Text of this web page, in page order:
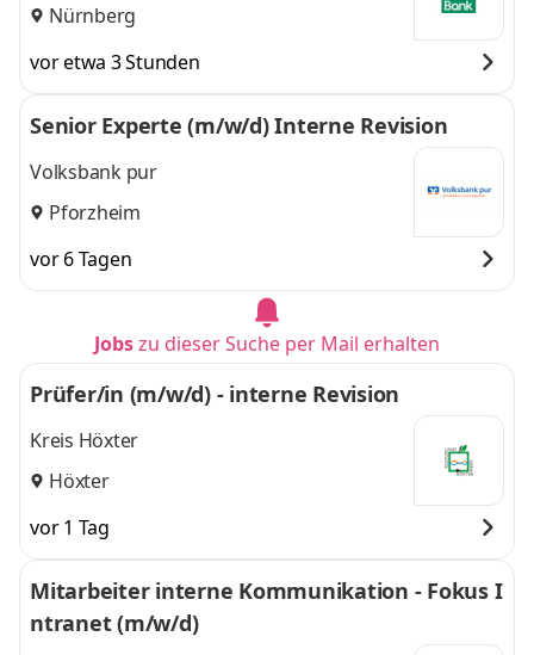
Nürnberg
vor etwa 3 Stunden
Senior Experte (m/w/d) Interne Revision
Volksbank pur
Pforzheim
vor 6 Tagen
Jobszu dieser Suche per Mail erhalten
Prüfer/in (m/w/d) - interne Revision
Kreis Höxter
Höxter
vor 1 Tag
Mitarbeiter interne Kommunikation - Fokus I
ntranet (m/w/d)